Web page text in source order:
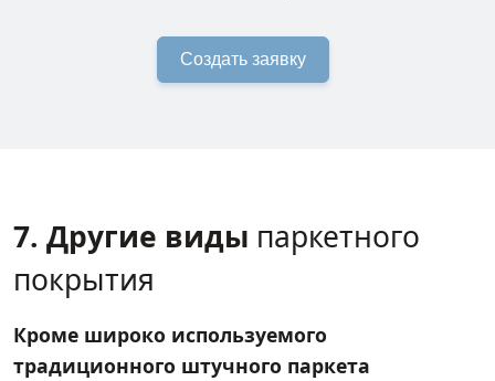
Создать заявку
7. Другие виды паркетного
покрытия
Кроме широко используемого
традиционного штучного паркета